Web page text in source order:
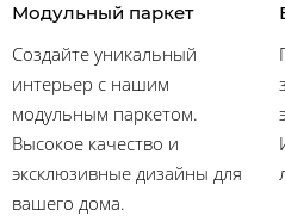
Модульный паркет
Создайте уникальный
интерьер с нашим
модульным паркетом.
Высокое качество и
эксклюзивные дизайны для
вашего дома.